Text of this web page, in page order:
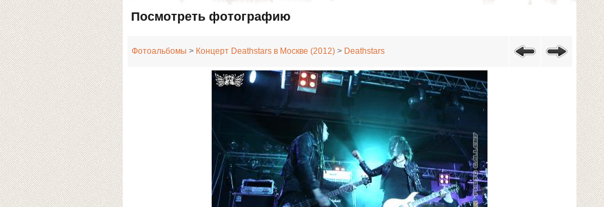
Посмотреть фотографию
Фотоальбомы > Концерт Deathstars в Москве (2012) > Deathstars